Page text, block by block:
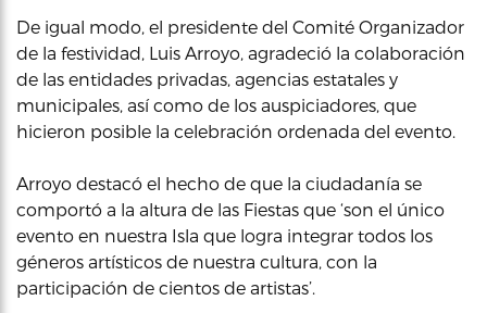
De igual modo, el presidente del Comité Organizador
de la festividad, Luis Arroyo, agradeció la colaboración
de las entidades privadas, agencias estatales y
municipales, así como de los auspiciadores, que
hicieron posible la celebración ordenada del evento.
Arroyo destacó el hecho de que la ciudadanía se
comportó a la altura de las Fiestas que ‘son el único
evento en nuestra Isla que logra integrar todos los
géneros artísticos de nuestra cultura, con la
participación de cientos de artistas’.